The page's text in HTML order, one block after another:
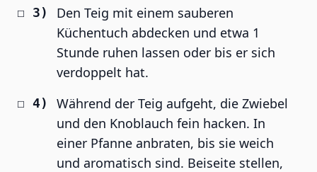
Den Teig mit einem sauberen
Küchentuch abdecken und etwa 1
Stunde ruhen lassen oder bis er sich
verdoppelt hat.
Während der Teig aufgeht, die Zwiebel
und den Knoblauch fein hacken. In
einer Pfanne anbraten, bis sie weich
und aromatisch sind. Beiseite stellen,